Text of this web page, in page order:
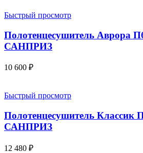
Быстрый просмотр
Полотенцесушитель Аврора
САНПРИЗ
10 600 ₽
Быстрый просмотр
Полотенцесушитель Классик
САНПРИЗ
12 480 ₽